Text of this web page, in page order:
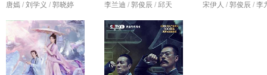
唐嫣 / 刘学义 / 郭晓婷
李兰迪 / 郭俊辰 / 邱天
宋伊人 / 郭俊辰 / 李